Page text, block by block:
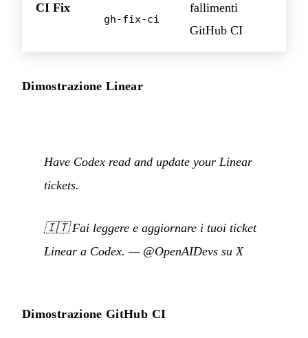
CI Fix
gh-fix-ci
fallimenti
GitHub CI
Dimostrazione Linear
Have Codex read and update your Linear
tickets.
🇮🇹Fai leggere e aggiornare i tuoi ticket
Linear a Codex. — @OpenAIDevs su X
Dimostrazione GitHub CI